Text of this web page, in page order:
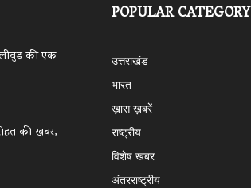
की एक
की खबर,
POPULAR CATEGORY
उत्तराखंड
भारत
ख़ास ख़बरें
राष्ट्रीय
विशेष खबर
अंतरराष्ट्रीय